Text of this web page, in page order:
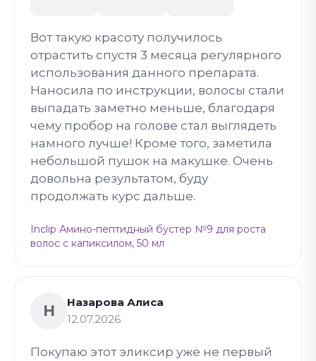
Вот такую красоту получилось
отрастить спустя 3 месяца регулярного
использования данного препарата.
Наносила по инструкции, волосы стали
выпадать заметно меньше, благодаря
чему пробор на голове стал выглядеть
намного лучше! Кроме того, заметила
небольшой пушок на макушке. Очень
довольна результатом, буду
продолжать курс дальше.
Inclip Амино-пептидный бустер №9 для роста
волос с капиксилом, 50 мл
Н
Назарова Алиса
12.07.2026
Покупаю этот эликсир уже не первый